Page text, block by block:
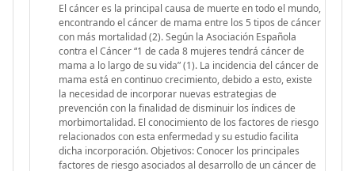
El cáncer es la principal causa de muerte en todo el mundo,
encontrando el cáncer de mama entre los 5 tipos de cáncer
con más mortalidad (2). Según la Asociación Española
contra el Cáncer “1 de cada 8 mujeres tendrá cáncer de
mama a lo largo de su vida” (1). La incidencia del cáncer de
mama está en continuo crecimiento, debido a esto, existe
la necesidad de incorporar nuevas estrategias de
prevención con la finalidad de disminuir los índices de
morbimortalidad. El conocimiento de los factores de riesgo
relacionados con esta enfermedad y su estudio facilita
dicha incorporación. Objetivos: Conocer los principales
factores de riesgo asociados al desarrollo de un cáncer de